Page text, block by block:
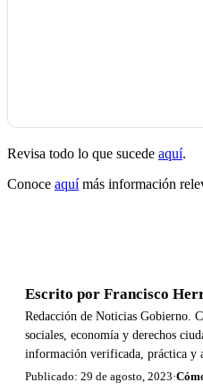
Revisa todo lo que sucede aquí.
Conoce aquímás información
Escrito por Francisco
Redacción de Noticias Gobierno.
sociales, economía y derechos
información verificada, práctica y
Publicado: 29 de agosto, 2023·